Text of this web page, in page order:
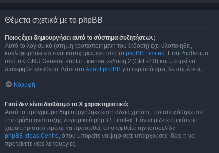
Θέματα σχετικά με το phpBB
Ποιος έχει δημιουργήσει αυτό το σύστημα συζητήσεων;
Αυτό το λογισμικό (στη μη τροποποιημένη του έκδοση) έχει υλοποιηθεί,
κυκλοφορήσει και είναι κατοχυρωμένο από το phpBB Limited . Είναι διαθέσιμο
υπό την GNU General Public License, έκδοση 2 (GPL-2.0) και μπορεί να
διανεμηθεί ελεύθερα. Δείτε στο About phpBB για περισσότερες λεπτομέρειες.
Κορυφή
Γιατί δεν είναι διαθέσιμο το Χ χαρακτηριστικό;
Αυτό το πρόγραμμα δημιουργήθηκε και η άδεια χρήσης του αποδόθηκε από
την ομάδα ανάπτυξης λογισμικού phpBB Limited. Εάν νομίζετε ότι κάποιο
χαρακτηριστικό πρέπει να προστεθεί, επισκεφθείτε την ιστοσελίδα
phpBB Ideas Centre, όπου μπορείτε να ψηφίσετε υπάρχουσες ιδέες ή να
προτείνετε νέες λειτουργίες.